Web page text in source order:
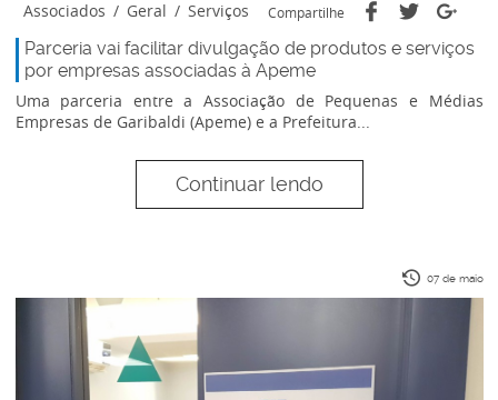
Associados / Geral / Serviços Compartilhe
Parceria vai facilitar divulgação de produtos e serviços
por empresas associadas à Apeme
Uma parceria entre a Associação de Pequenas e Médias
Empresas de Garibaldi (Apeme) e a Prefeitura...
Continuar lendo
07 de maio